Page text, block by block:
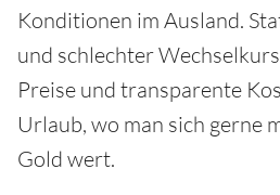
Konditionen im Ausland.
und schlechter
Preise und transparente
Urlaub, wo man sich gerne
Gold wert.